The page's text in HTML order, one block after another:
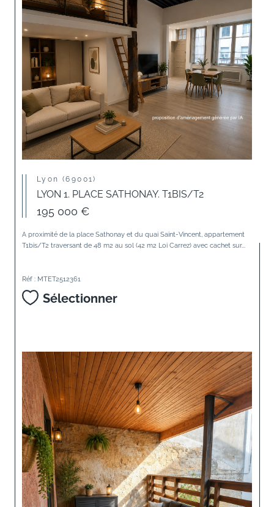
Lyon (69001)
LYON 1. PLACE SATHONAY. T1BIS/T2
195 000 €
A proximité de la place Sathonay et du quai Saint-Vincent, appartement
T1bis/T2 traversant de 48 m2 au sol (42 m2 Loi Carrez) avec cachet sur...
Réf : MTET2512361
Sélectionner